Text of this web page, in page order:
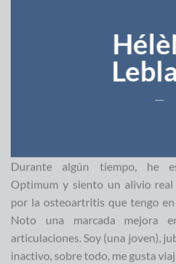
Durante algún tiempo, he
Optimum y siento un alivio real
por la osteoartritis que tengo
Noto una marcada mejora
articulaciones. Soy (una joven),
inactivo, sobre todo, me gusta